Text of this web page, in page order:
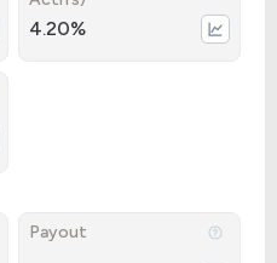
4.20%
Payout